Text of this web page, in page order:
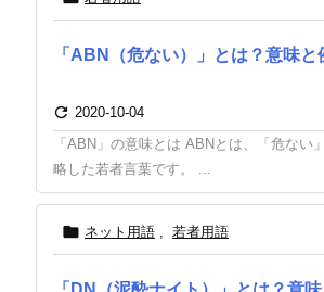
「ABN（危ない）」とは？意味と
 2020-10-04
「ABN」の意味とは ABNとは、「危な
略した若者言葉です。 ...
 ネット用語 , 若者用語